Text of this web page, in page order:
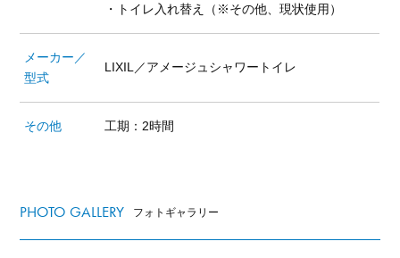
・トイレ入れ替え（※その他、現状使用）
メーカー／
型式
LIXIL／アメージュシャワートイレ
その他 工期：2時間
PHOTO GALLERY フォトギャラリー